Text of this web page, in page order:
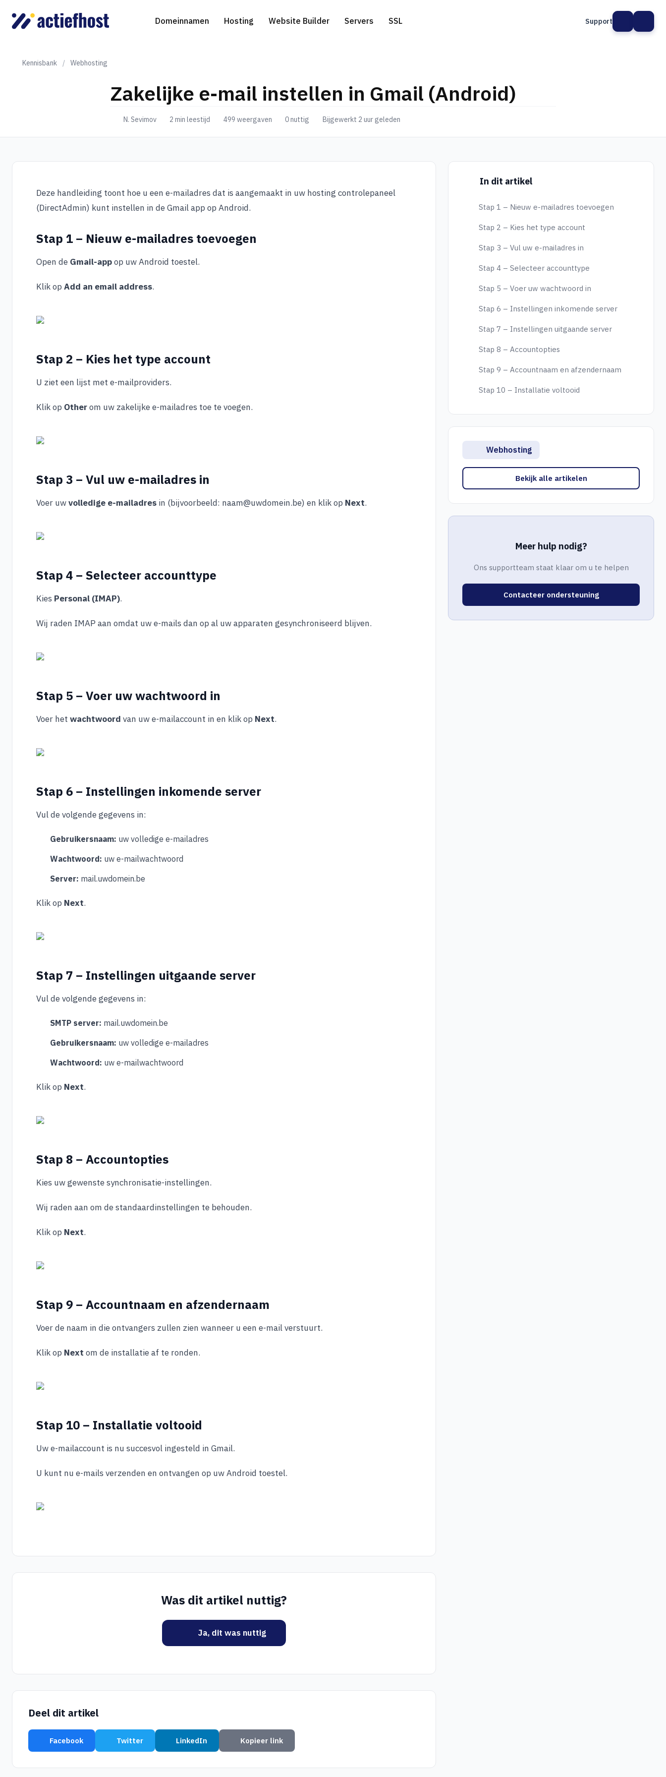
Domeinnamen
Domeinnaam registreren WHOIS .com extensie
Hosting
WordPress Hosting Gratis website migratie
Website Builder Servers
Dedicated Servers
SSL Support
Kennisbank / Webhosting
Zakelijke e-mail instellen in Gmail (Android)
N. Sevimov 2 min leestijd 499 weergaven 0 nuttig Bijgewerkt 2 uur geleden
Deze handleiding toont hoe u een e-mailadres dat is aangemaakt in uw hosting controlepaneel
(DirectAdmin) kunt instellen in de Gmail app op Android.
Stap 1 – Nieuw e-mailadres toevoegen
Open de Gmail-appop uw Android toestel.
Klik opAdd an email address.
Stap 2 – Kies het type account
U ziet een lijst met e-mailproviders.
Klik op Otherom uw zakelijke e-mailadres toe te voegen.
Stap 3 – Vul uw e-mailadres in
Voer uwvolledige e-mailadres in (bijvoorbeeld: naam@uwdomein.be) en klik op Next.
Stap 4 – Selecteer accounttype
Kies Personal (IMAP).
Wij raden IMAP aan omdat uw e-mails dan op al uw apparaten gesynchroniseerd blijven.
Stap 5 – Voer uw wachtwoord in
Voer het wachtwoord van uw e-mailaccount in en klik op Next.
Stap 6 – Instellingen inkomende server
Vul de volgende gegevens in:
Gebruikersnaam: uw volledige e-mailadres
Wachtwoord: uw e-mailwachtwoord
Server: mail.uwdomein.be
Klik op Next.
Stap 7 – Instellingen uitgaande server
Vul de volgende gegevens in:
SMTP server: mail.uwdomein.be
Gebruikersnaam: uw volledige e-mailadres
Wachtwoord: uw e-mailwachtwoord
Klik op Next.
Stap 8 – Accountopties
Kies uw gewenste synchronisatie-instellingen.
Wij raden aan om de standaardinstellingen te behouden.
Klik op Next.
Stap 9 – Accountnaam en afzendernaam
Voer de naam in die ontvangers zullen zien wanneer u een e-mail verstuurt.
Klik op Next om de installatie af te ronden.
Stap 10 – Installatie voltooid
Uw e-mailaccount is nu succesvol ingesteld in Gmail.
U kunt nu e-mails verzenden en ontvangen op uw Android toestel.
Was dit artikel nuttig?
Ja, dit was nuttig
Deel dit artikel
Facebook Twitter LinkedIn Kopieer link
In dit artikel
Stap 1 – Nieuw e-mailadres toevoegen
Stap 2 – Kies het type account
Stap 3 – Vul uw e-mailadres in
Stap 4 – Selecteer accounttype
Stap 5 – Voer uw wachtwoord in
Stap 6 – Instellingen inkomende server
Stap 7 – Instellingen uitgaande server
Stap 8 – Accountopties
Stap 9 – Accountnaam en afzendernaam
Stap 10 – Installatie voltooid
Webhosting
Bekijk alle artikelen
Meer hulp nodig?
Ons supportteam staat klaar om u te helpen
Contacteer ondersteuning